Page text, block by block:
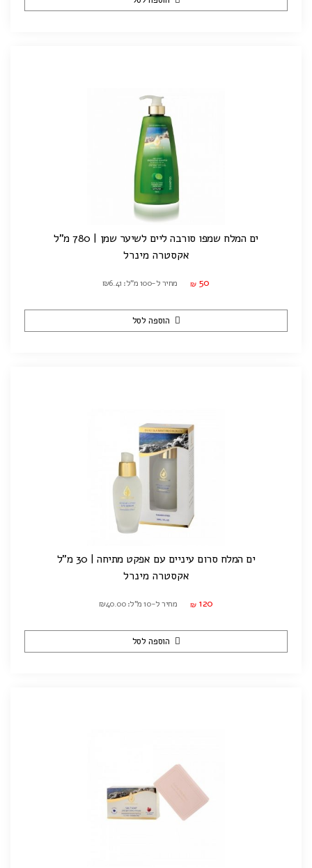
ים המלח שמפו סורבה ליים לשיער שמן | 780 מ"ל
אקסטרה מינרל
₪ 50 מחיר ל-100 מ"ל: ₪6.41
הוספה לסל
ים המלח סרום עיניים עם אפקט מתיחה | 30 מ"ל
אקסטרה מינרל
₪ 120 מחיר ל-10 מ"ל: ₪40.00
הוספה לסל